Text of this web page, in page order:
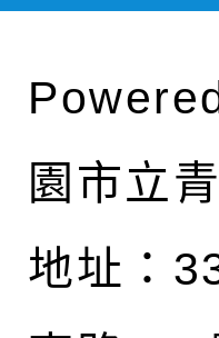
園市立
地址：